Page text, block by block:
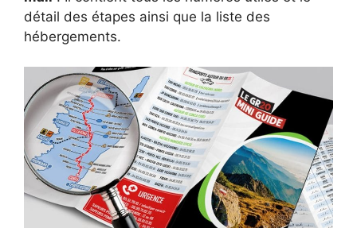
détail des étapes ainsi que la liste des
hébergements.